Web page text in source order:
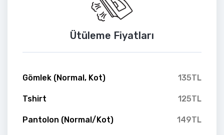
Ütüleme Fiyatları
Gömlek (Normal, Kot) 135TL
Tshirt 125TL
Pantolon (Normal/Kot) 149TL